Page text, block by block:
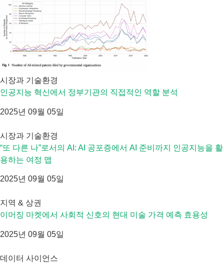
시장과 기술환경
인공지능 혁신에서 정부기관의 직접적인 역할 분석
2025년 09월 05일
시장과 기술환경
“또 다른 나”로서의 AI: AI 공포증에서 AI 준비까지 인공지능을 활
용하는 여정 맵
2025년 09월 05일
지역 & 상권
이머징 마켓에서 사회적 신호의 현대 미술 가격 예측 효용성
2025년 09월 05일
데이터 사이언스